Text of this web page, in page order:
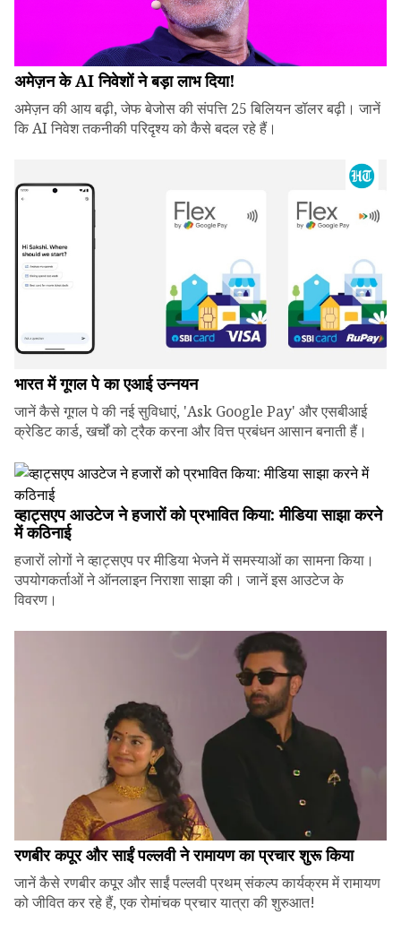
अमेज़न के AI निवेशों ने बड़ा लाभ दिया!
अमेज़न की आय बढ़ी, जेफ बेजोस की संपत्ति 25 बिलियन डॉलर बढ़ी। जानें
कि AI निवेश तकनीकी परिदृश्य को कैसे बदल रहे हैं।
भारत में गूगल पे का एआई उन्नयन
जानें कैसे गूगल पे की नई सुविधाएं, 'Ask Google Pay' और एसबीआई
क्रेडिट कार्ड, खर्चों को ट्रैक करना और वित्त प्रबंधन आसान बनाती हैं।
व्हाट्सएप आउटेज ने हजारों को प्रभावित किया: मीडिया साझा करने
में कठिनाई
हजारों लोगों ने व्हाट्सएप पर मीडिया भेजने में समस्याओं का सामना किया।
उपयोगकर्ताओं ने ऑनलाइन निराशा साझा की। जानें इस आउटेज के
विवरण।
रणबीर कपूर और साईं पल्लवी ने रामायण का प्रचार शुरू किया
जानें कैसे रणबीर कपूर और साईं पल्लवी प्रथम् संकल्प कार्यक्रम में रामायण
को जीवित कर रहे हैं, एक रोमांचक प्रचार यात्रा की शुरुआत!